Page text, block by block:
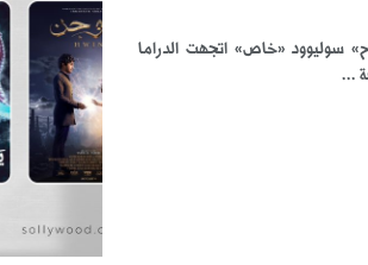
سوليوود «خاص» اتجهت الدراما
...